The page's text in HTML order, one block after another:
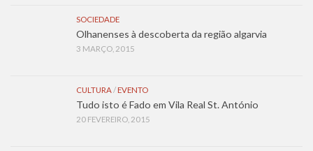
SOCIEDADE
Olhanenses à descoberta da região algarvia
3 MARÇO, 2015
CULTURA/ EVENTO
Tudo isto é Fado em Vila Real St. António
20 FEVEREIRO, 2015